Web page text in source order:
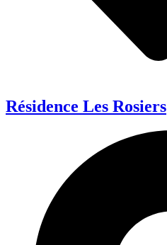
Résidence Les Rosiers